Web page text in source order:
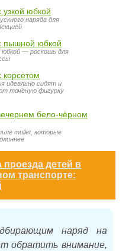
наряда для
юбкой — роскошь для
идеально сидят и
точёную фигурку
mullet, которые
проезда детей в
транспорте:
наряд на
обратить внимание,